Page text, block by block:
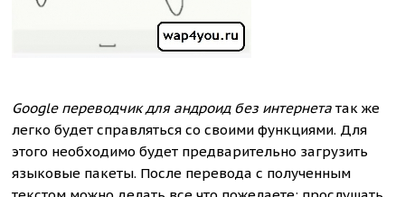
Google переводчик для андроид без интернетатак же
легко будет справляться со своими функциями. Для
этого необходимо будет предварительно загрузить
языковые пакеты. После перевода с полученным